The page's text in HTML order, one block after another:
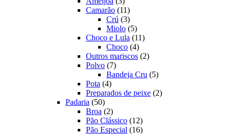
produtos
Camarão 1111
produtos
Crú 33
produtos
Miolo 55
produtos
Choco e Lula 1111
Choco 44
produtos
Outros mariscos 22
Polvo 77
produtos
Bandeja Cru 55
Pota 44
produtos
Preparados de peixe 22
Padaria 5050
produtos
Broa 22
produtos
Pão Clássico 1212
produtos
Pão Especial 1616